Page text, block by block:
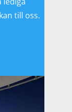
till oss.